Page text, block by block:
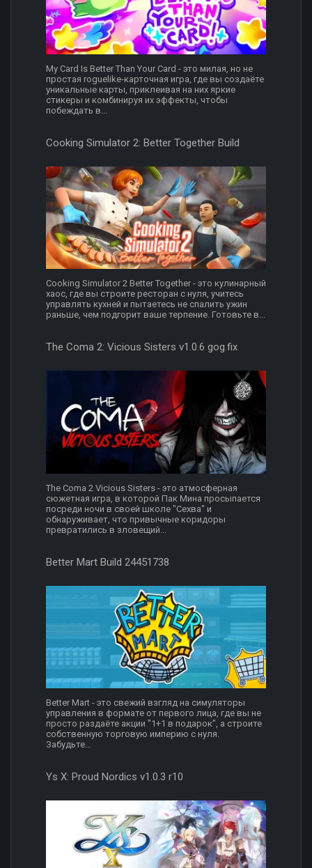
My Card Is Better Than Your Card - это милая, но не
простая roguelike-карточная игра, где вы создаёте
уникальные карты, приклеивая на них яркие
стикеры и комбинируя их эффекты, чтобы
побеждать в...
Cooking Simulator 2: Better Together Build
Cooking Simulator 2 Better Together - это кулинарный
хаос, где вы строите ресторан с нуля, учитесь
управлять кухней и пытаетесь не спалить ужин
раньше, чем подгорит ваше терпение. Готовьте в...
The Coma 2: Vicious Sisters v1.0.6 gog.fix
The Coma 2 Vicious Sisters - это атмосферная
сюжетная игра, в которой Пак Мина просыпается
посреди ночи в своей школе "Сехва" и
обнаруживает, что привычные коридоры
превратились в зловещий...
Better Mart Build 24451738
Better Mart - это свежий взгляд на симуляторы
управления в формате от первого лица, где вы не
просто раздаёте акции "1+1 в подарок", а строите
собственную торговую империю с нуля.
Забудьте...
Ys X: Proud Nordics v1.0.3 r10